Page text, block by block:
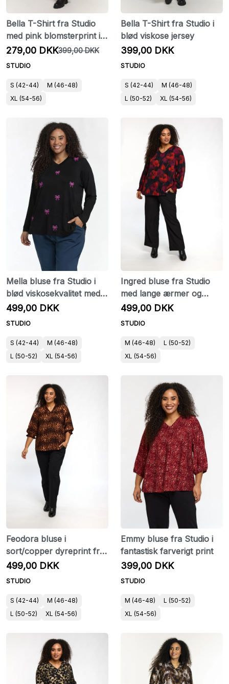
Bella T-Shirt fra Studio
med pink blomsterprint i
blød viskose jersey
279,00 DKK399,00 DKK
STUDIO
S (42-44)
M (46-48)
XL (54-56)
Bella T-Shirt fra Studio i
blød viskose jersey
399,00 DKK
STUDIO
S (42-44)
M (46-48)
L (50-52)
XL (54-56)
Mella bluse fra Studio i
blød viskosekvalitet med
masser af stræk
499,00 DKK
STUDIO
S (42-44)
M (46-48)
L (50-52)
XL (54-56)
Ingred bluse fra Studio
med lange ærmer og
smockdetaljer
499,00 DKK
STUDIO
M (46-48)
L (50-52)
XL (54-56)
Feodora bluse i
sort/copper dyreprint fra
Studio
499,00 DKK
STUDIO
S (42-44)
M (46-48)
L (50-52)
XL (54-56)
Emmy bluse fra Studio i
fantastisk farverigt print
399,00 DKK
STUDIO
M (46-48)
L (50-52)
XL (54-56)